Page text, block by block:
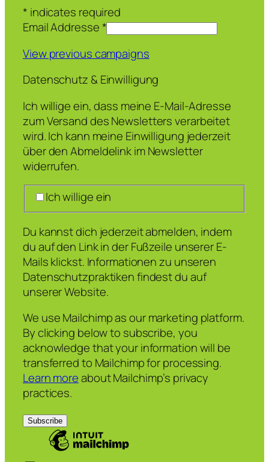
* indicates required
Email Addresse*
View previous campaigns
Datenschutz & Einwilligung
Ich willige ein, dass meine E-Mail-Adresse
zum Versand des Newsletters verarbeitet
wird. Ich kann meine Einwilligung jederzeit
über den Abmeldelink im Newsletter
widerrufen.
Ich willige ein
Du kannst dich jederzeit abmelden, indem
du auf den Link in der Fußzeile unserer E-
Mails klickst. Informationen zu unseren
Datenschutzpraktiken findest du auf
unserer Website.
We use Mailchimp as our marketing platform.
By clicking below to subscribe, you
acknowledge that your information will be
transferred to Mailchimp for processing.
Learn moreabout Mailchimp’s privacy
practices.